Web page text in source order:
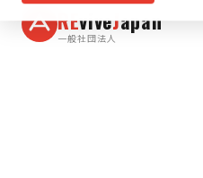
REviveJapan
一般社団法人